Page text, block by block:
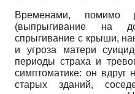
Временами, помимо
(выпрыгивание на
спрыгивание с крыши,
и угроза матери
периоды страха и
симптоматике: он вдруг
старых зданий,